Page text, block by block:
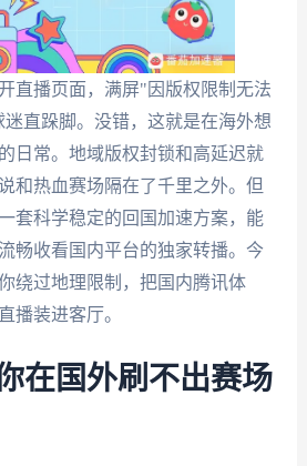
直播页面，满屏"因版权限制无法
直跺脚。没错，这就是在海外想
日常。地域版权封锁和高延迟就
和热血赛场隔在了千里之外。但
科学稳定的回国加速方案，能
畅收看国内平台的独家转播。今
绕过地理限制，把国内腾讯体
播装进客厅。
在国外刷不出赛场